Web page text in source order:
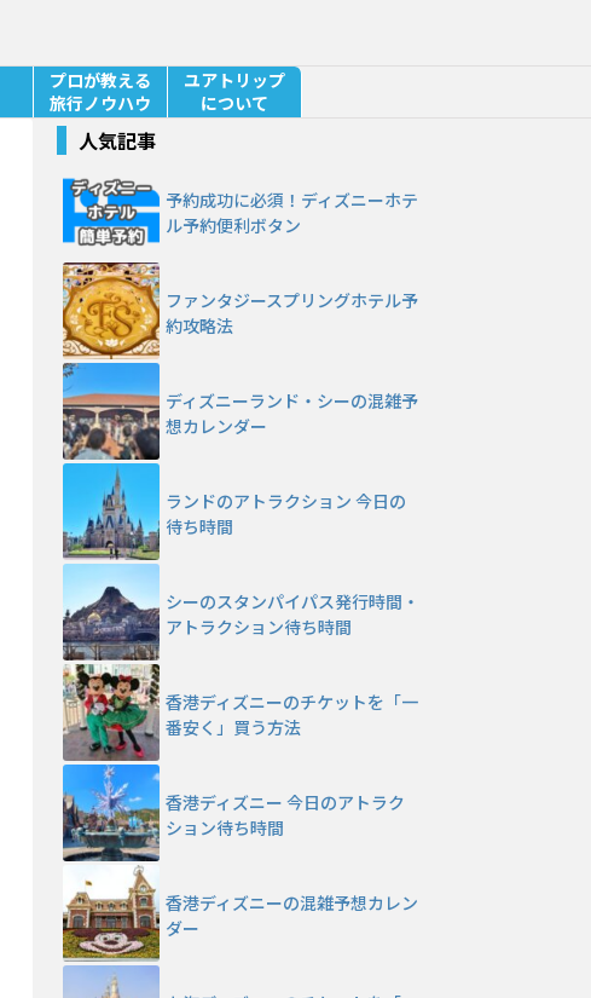
プロが教える
旅行ノウハウ
ユアトリップ
について
人気記事
予約成功に必須！ディズニーホテ
ル予約便利ボタン
ファンタジースプリングホテル予
約攻略法
ディズニーランド・シーの混雑予
想カレンダー
ランドのアトラクション 今日の
待ち時間
シーのスタンパイパス発行時間・
アトラクション待ち時間
香港ディズニーのチケットを「一
番安く」買う方法
香港ディズニー 今日のアトラク
ション待ち時間
香港ディズニーの混雑予想カレン
ダー